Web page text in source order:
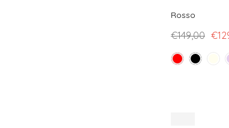
Rosso
€149,00